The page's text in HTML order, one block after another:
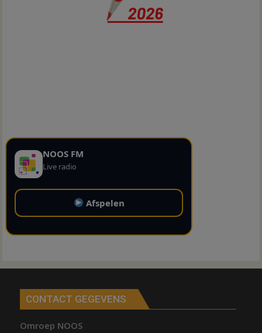
NOOS FM
Live radio
Afspelen
CONTACT GEGEVENS
Omroep NOOS